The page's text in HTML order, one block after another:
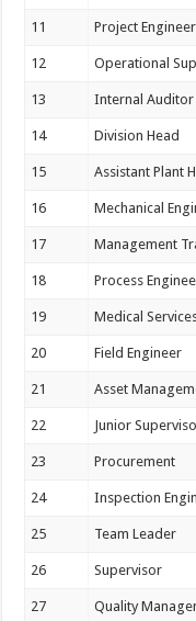
11 Project Engineer
12 Operational
13 Internal Auditor
14 Division Head
15 Assistant Plant
16 Mechanical
17 Management
18 Process
19 Medical
20 Field Engineer
21 Asset
22 Junior
23 Procurement
24 Inspection
25 Team Leader
26 Supervisor
27 Quality